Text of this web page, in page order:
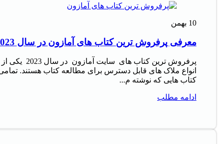
10 بهمن
معرفی پرفروش‌ ترین کتاب‌ های آمازون در سال 2023
پرفروش‌ ترین کتاب‌ های سایت آمازون در سال 2023 یکی از
انواع ملاک‌ های قابل دسترس برای مطالعه کتاب هستند.
کتاب‌ هایی که نوشته م...
ادامه مطلب